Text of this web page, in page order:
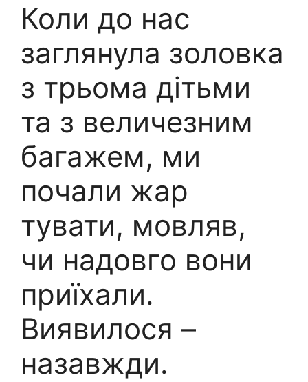
Коли до нас
заглянула золовка
з трьома дітьми
та з величезним
багажем, ми
почали жар
тувати, мовляв,
чи надовго вони
приїхали.
Виявилося –
назавжди.